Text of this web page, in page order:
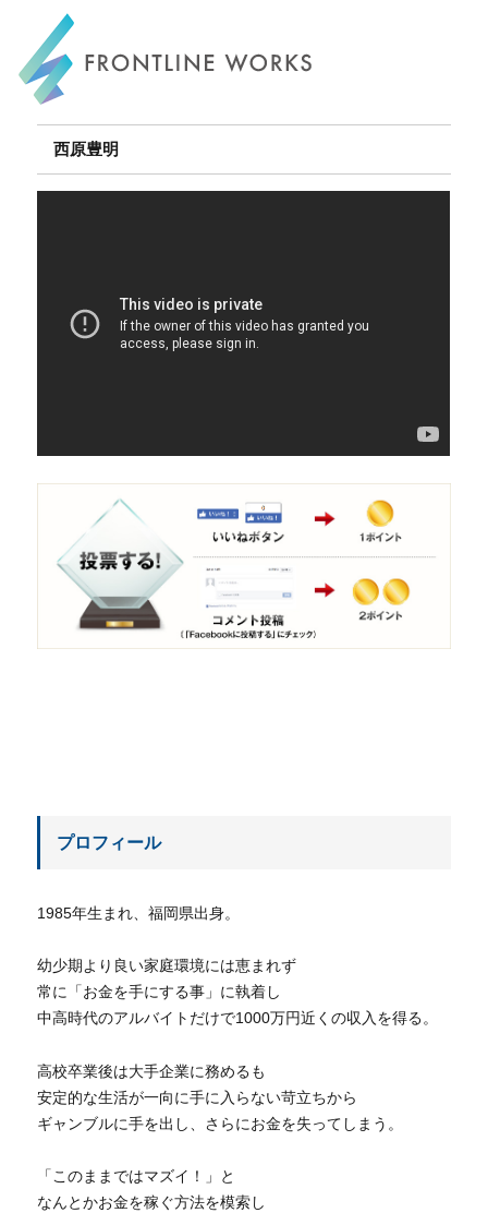
FRONTLINE WORKS
西原豊明
プロフィール
1985年生まれ、福岡県出身。
幼少期より良い家庭環境には恵まれず
常に「お金を手にする事」に執着し
中高時代のアルバイトだけで1000万円近くの収入を得る。
高校卒業後は大手企業に務めるも
安定的な生活が一向に手に入らない苛立ちから
ギャンブルに手を出し、さらにお金を失ってしまう。
「このままではマズイ！」と
なんとかお金を稼ぐ方法を模索し